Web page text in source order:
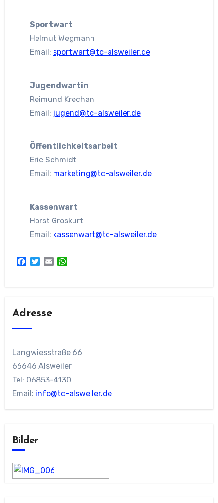
Sportwart
Helmut Wegmann
Email: sportwart@tc-alsweiler.de
Jugendwartin
Reimund Krechan
Email: jugend@tc-alsweiler.de
Öffentlichkeitsarbeit
Eric Schmidt
Email: marketing@tc-alsweiler.de
Kassenwart
Horst Groskurt
Email: kassenwart@tc-alsweiler.de
Facebook
Twitter
Email
Adresse
Langwiesstraße 66
66646 Alsweiler
Tel: 06853-4130
Email: info@tc-alsweiler.de
Bilder